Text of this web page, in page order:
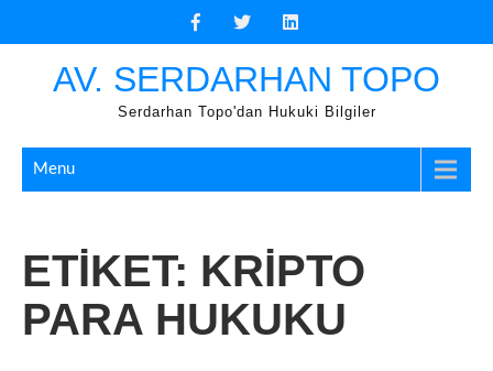
AV. SERDARHAN TOPO
Serdarhan Topo'dan Hukuki Bilgiler
Menu
ETIKET: KRIPTO
PARA HUKUKU